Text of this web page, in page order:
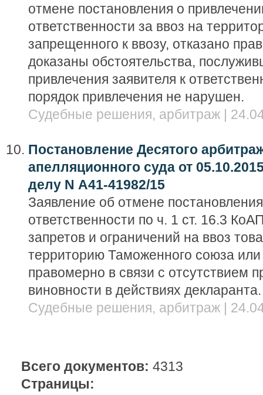
отмене постановления о
ответственности за ввоз на
запрещенного к ввозу, отказано
доказаны обстоятельства,
привлечения заявителя к
порядок привлечения не нарушен.
Судебные решения, арбитраж |
Постановление Десятого
апелляционного суда от
делу N А41-41982/15
Заявление об отмене
ответственности по ч. 1 ст. 16.3
запретов и ограничений на ввоз
территорию Таможенного союза
правомерно в связи с отсутствием
виновности в действиях декларанта.
Судебные решения, арбитраж |
Всего документов: 4313
Страницы: